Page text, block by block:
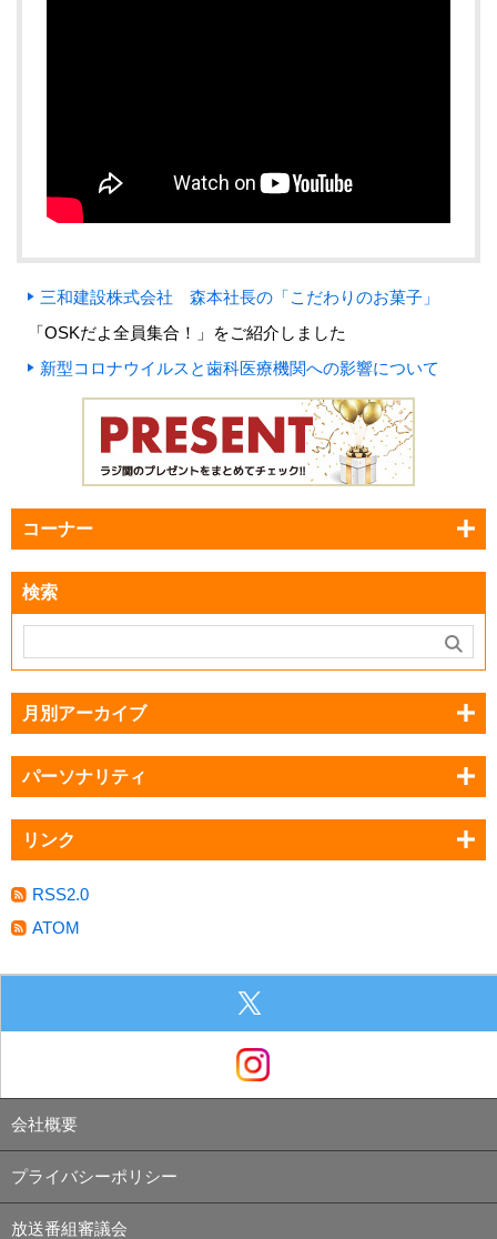
三和建設株式会社 森本社長の「こだわりのお菓子」
「OSKだよ全員集合！」をご紹介しました
新型コロナウイルスと歯科医療機関への影響について
コーナー
検索
月別アーカイブ
パーソナリティ
リンク
RSS2.0
ATOM
会社概要
プライバシーポリシー
放送番組審議会